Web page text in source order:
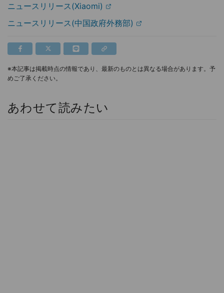
ニュースリリース(Xiaomi)
ニュースリリース(中国政府外務部)
※本記事は掲載時点の情報であり、最新のものとは異なる場合があります。予
めご了承ください。
あわせて読みたい